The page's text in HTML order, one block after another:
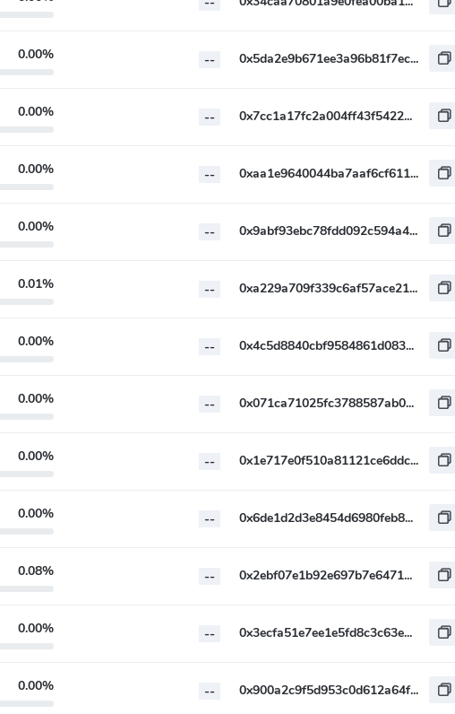
0.00% -- 0x5da2e9b671ee3a96b81f7ec6ae4984e59d8179c0
0.00% -- 0x7cc1a17fc2a004ff43f542261df77668175639c1
0.00% -- 0xaa1e9640044ba7aaf6cf61117616b9eda29f2141
0.00% -- 0x9abf93ebc78fdd092c594a45cb5db94f59422e68
0.01% -- 0xa229a709f339c6af57ace21cadcfc05fe3f61306
0.00% -- 0x4c5d8840cbf9584861d0831861fecf77955fe024
0.00% -- 0x071ca71025fc3788587ab0ac66b9e587f3b377cd
0.00% -- 0x1e717e0f510a81121ce6ddce29e93ba0d3b7ad5a
0.00% -- 0x6de1d2d3e8454d6980feb82ddb0d1ce0a65780ca
0.08% -- 0x2ebf07e1b92e697b7e64717cc4c7dfbdc98e7a1f
0.00% -- 0x3ecfa51e7ee1e5fd8c3c63e03a1394f1d2c9dfa0
0.00% -- 0x900a2c9f5d953c0d612a64f0f75caef418896f93